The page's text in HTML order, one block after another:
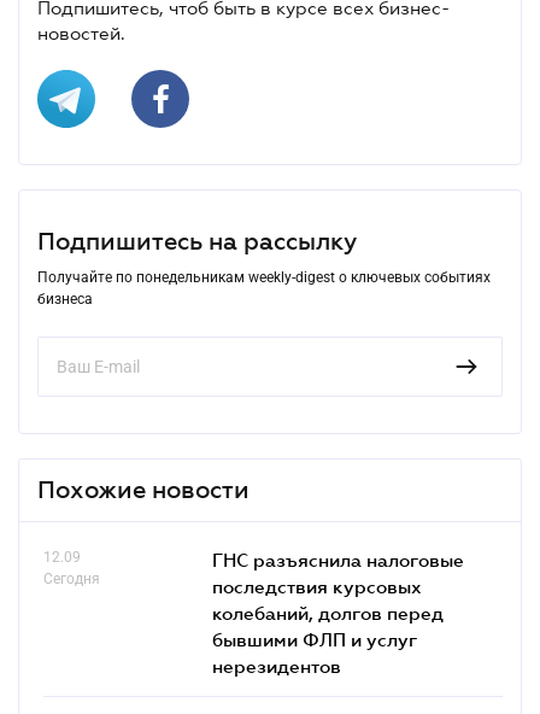
Подпишитесь, чтоб быть в курсе всех бизнес-
новостей.
Подпишитесь на рассылку
Получайте по понедельникам weekly-digest о ключевых событиях
бизнеса
Похожие новости
12.09
Сегодня
ГНС разъяснила налоговые
последствия курсовых
колебаний, долгов перед
бывшими ФЛП и услуг
нерезидентов